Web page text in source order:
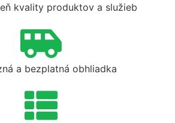
kvality produktov a služieb
a bezplatná obhliadka